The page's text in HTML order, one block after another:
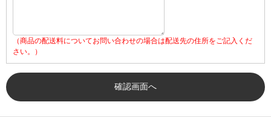
（商品の配送料についてお問い合わせの場合は配送先の住所をご記入くだ
さい。）